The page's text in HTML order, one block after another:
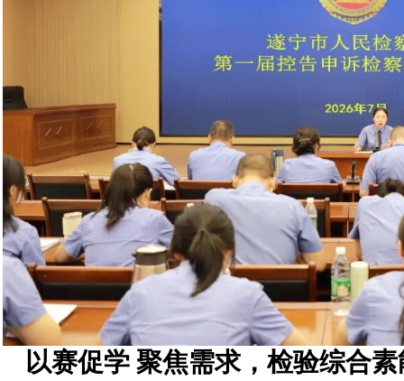
以赛促学 聚焦需求，检验综合素